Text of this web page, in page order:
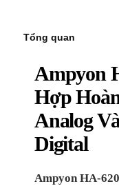
Tổng quan
Ampyon
Hợp
Analog
Digital
Ampyon HA-620